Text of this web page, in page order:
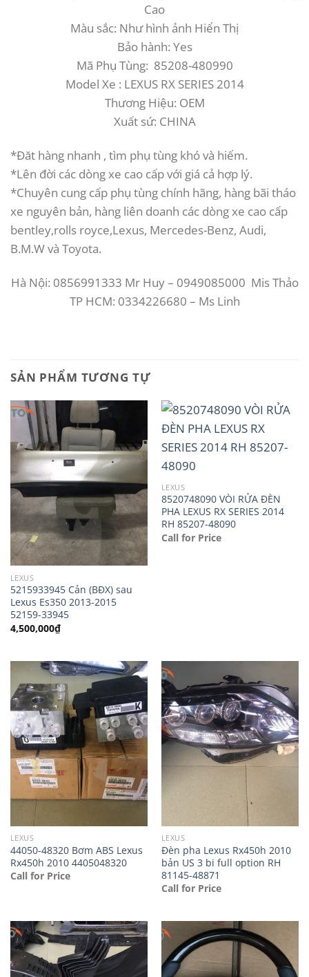
Cao
Màu sắc: Như hình ảnh Hiển Thị
Bảo hành: Yes
Mã Phụ Tùng: 85208-480990
Model Xe : LEXUS RX SERIES 2014
Thương Hiệu: OEM
Xuất sứ: CHINA
*Đăt hàng nhanh , tìm phụ tùng khó và hiếm.
*Lên đời các dòng xe cao cấp với giá cả hợp lý.
*Chuyên cung cấp phụ tùng chính hãng, hàng bãi tháo
xe nguyên bản, hàng liên doanh các dòng xe cao cấp
bentley,rolls royce,Lexus, Mercedes-Benz, Audi,
B.M.W và Toyota.
Hà Nội: 0856991333 Mr Huy – 0949085000 Mis Thảo
TP HCM: 0334226680 – Ms Linh
SẢN PHẨM TƯƠNG TỰ
LEXUS
5215933945 Cản (BĐX) sau
Lexus Es350 2013-2015
52159-33945
4,500,000₫
LEXUS
8520748090 VÒI RỬA ĐÈN
PHA LEXUS RX SERIES 2014
RH 85207-48090
Call for Price
LEXUS
44050-48320 Bơm ABS Lexus
Rx450h 2010 4405048320
Call for Price
LEXUS
Đèn pha Lexus Rx450h 2010
bản US 3 bi full option RH
81145-48871
Call for Price